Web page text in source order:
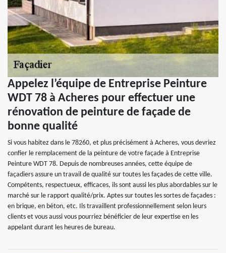
Appelez l’équipe de Entreprise Peinture
WDT 78 à Acheres pour effectuer une
rénovation de peinture de façade de
bonne qualité
Si vous habitez dans le 78260, et plus précisément à Acheres, vous devriez
confier le remplacement de la peinture de votre façade à Entreprise
Peinture WDT 78. Depuis de nombreuses années, cette équipe de
façadiers assure un travail de qualité sur toutes les façades de cette ville.
Compétents, respectueux, efficaces, ils sont aussi les plus abordables sur le
marché sur le rapport qualité/prix. Aptes sur toutes les sortes de façades :
en brique, en béton, etc. Ils travaillent professionnellement selon leurs
clients et vous aussi vous pourriez bénéficier de leur expertise en les
appelant durant les heures de bureau.